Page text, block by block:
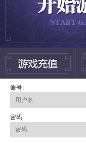
账号:
密码: